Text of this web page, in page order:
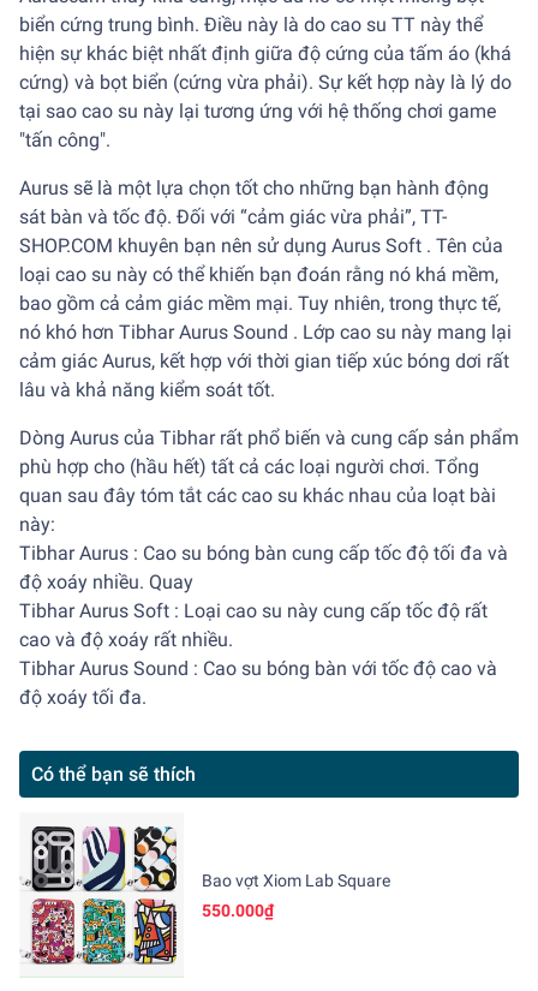
biển cứng trung bình. Điều này là do cao su TT này thể
hiện sự khác biệt nhất định giữa độ cứng của tấm áo (khá
cứng) và bọt biển (cứng vừa phải). Sự kết hợp này là lý do
tại sao cao su này lại tương ứng với hệ thống chơi game
"tấn công".
Aurus sẽ là một lựa chọn tốt cho những bạn hành động
sát bàn và tốc độ. Đối với “cảm giác vừa phải”, TT-
SHOP.COM khuyên bạn nên sử dụng Aurus Soft . Tên của
loại cao su này có thể khiến bạn đoán rằng nó khá mềm,
bao gồm cả cảm giác mềm mại. Tuy nhiên, trong thực tế,
nó khó hơn Tibhar Aurus Sound . Lớp cao su này mang lại
cảm giác Aurus, kết hợp với thời gian tiếp xúc bóng dơi rất
lâu và khả năng kiểm soát tốt.
Dòng Aurus của Tibhar rất phổ biến và cung cấp sản phẩm
phù hợp cho (hầu hết) tất cả các loại người chơi. Tổng
quan sau đây tóm tắt các cao su khác nhau của loạt bài
này:
Tibhar Aurus : Cao su bóng bàn cung cấp tốc độ tối đa và
độ xoáy nhiều. Quay
Tibhar Aurus Soft : Loại cao su này cung cấp tốc độ rất
cao và độ xoáy rất nhiều.
Tibhar Aurus Sound : Cao su bóng bàn với tốc độ cao và
độ xoáy tối đa.
Có thể bạn sẽ thích
Bao vợt Xiom Lab Square
550.000₫